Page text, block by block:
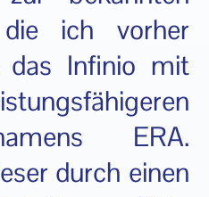
die ich vorher
das Infinio mit
ERA.
durch einen